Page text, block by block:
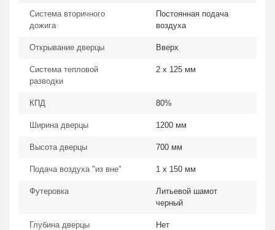
Система вторичного
дожига
Постоянная подача
воздуха
Открывание дверцы Вверх
Система тепловой
разводки
2 х 125 мм
КПД 80%
Ширина дверцы 1200 мм
Высота дверцы 700 мм
Подача воздуха "из вне" 1 х 150 мм
Футеровка
Литьевой шамот
черный
Глубина дверцы Нет